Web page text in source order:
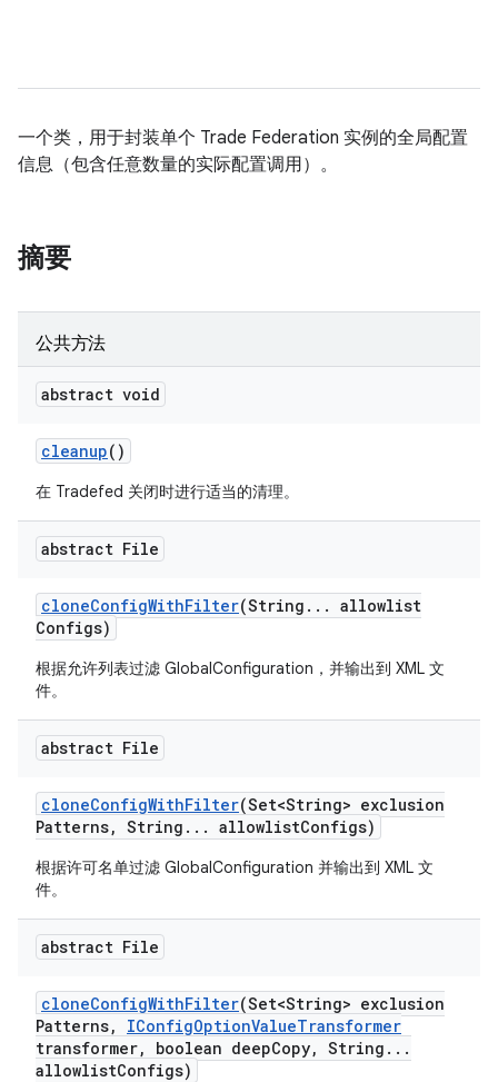
一个类，用于封装单个 Trade Federation 实例的全局配置
信息（包含任意数量的实际配置调用）。
摘要
公共方法
abstract void
cleanup()
在 Tradefed 关闭时进行适当的清理。
abstract File
cloneConfigWithFilter(String . . . allowlist
Configs)
根据允许列表过滤 GlobalConfiguration，并输出到 XML 文
件。
abstract File
cloneConfigWithFilter(Set<String> exclusion
Patterns, String . . . allowlistConfigs)
根据许可名单过滤 GlobalConfiguration 并输出到 XML 文
件。
abstract File
cloneConfigWithFilter(Set<String> exclusion
Patterns, IConfigOptionValueTransformer
transformer, boolean deepCopy, String . . .
allowlistConfigs)